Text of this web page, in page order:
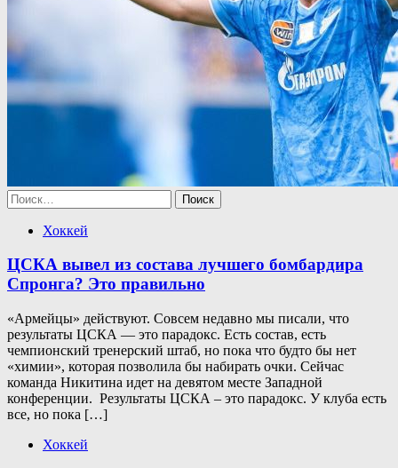
Найти:
Хоккей
ЦСКА вывел из состава лучшего бомбардира
Спронга? Это правильно
«Армейцы» действуют. Совсем недавно мы писали, что
результаты ЦСКА — это парадокс. Есть состав, есть
чемпионский тренерский штаб, но пока что будто бы нет
«химии», которая позволила бы набирать очки. Сейчас
команда Никитина идет на девятом месте Западной
конференции. Результаты ЦСКА – это парадокс. У клуба есть
все, но пока […]
Хоккей